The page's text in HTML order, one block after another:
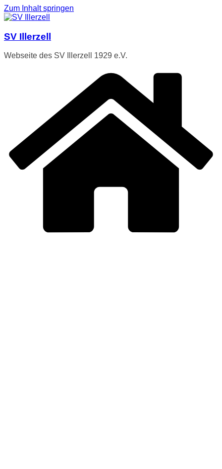
Zum Inhalt springen
SV Illerzell
Webseite des SV Illerzell 1929 e.V.